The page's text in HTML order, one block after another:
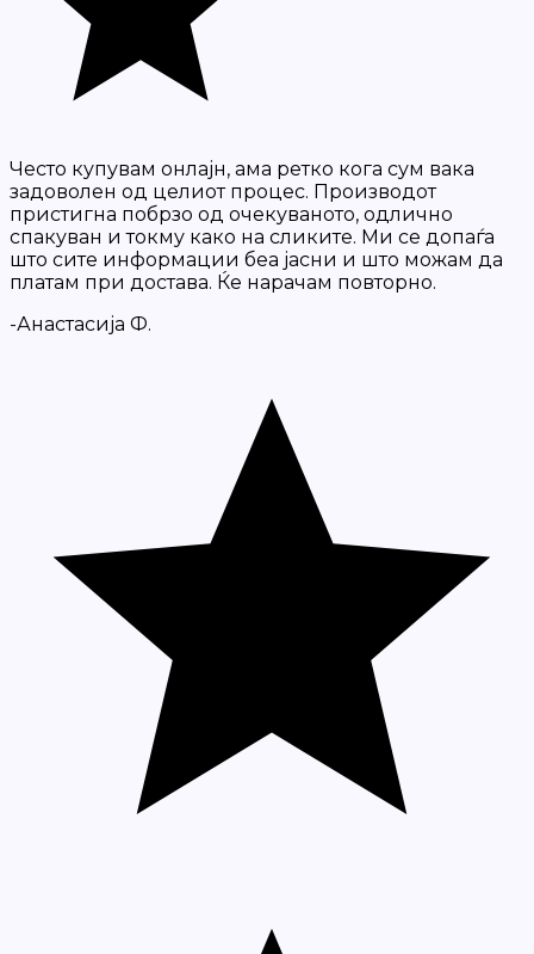
Често купувам онлајн, ама ретко кога сум вака
задоволен од целиот процес. Производот
пристигна побрзо од очекуваното, одлично
спакуван и токму како на сликите. Ми се допаѓа
што сите информации беа јасни и што можам да
платам при достава. Ќе нарачам повторно.
-Анастасија Ф.